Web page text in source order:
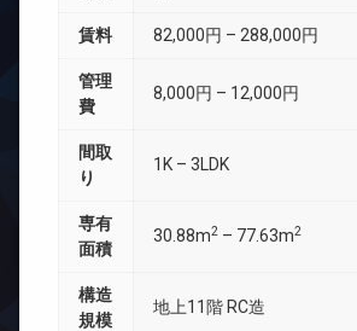
賃料 82,000円 – 288,000円
管理
費
8,000円 – 12,000円
間取
り
1K – 3LDK
専有
面積
30.88m2 – 77.63m2
構造
規模
地上11階 RC造